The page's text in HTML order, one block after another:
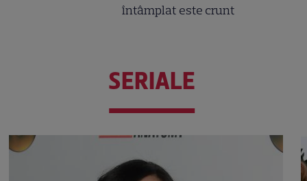
întâmplat este crunt
SERIALE